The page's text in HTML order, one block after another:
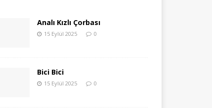
Analı Kızlı Çorbası
15 Eylül 2025 0
Bici Bici
15 Eylül 2025 0